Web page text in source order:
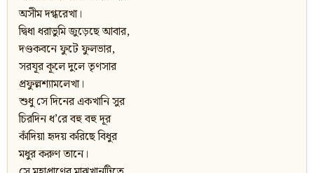
অসীম দগ্ধরেখা।
দ্বিধা ধরাভুমি জুড়েছে আবার,
দণ্ডকবনে ফুটে ফুলভার,
সরযূর কূলে দুলে তৃণসার
প্রফুল্লশ্যামলেখা।
শুধু সে দিনের একখানি সুর
চিরদিন ধ’রে বহু বহু দূর
কাঁদিয়া হৃদয় করিছে বিধুর
মধুর করুণ তানে।